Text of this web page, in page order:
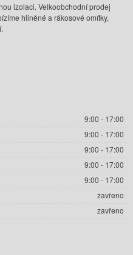
izolaci. Velkoobchodní prodej
hliněné a rákosové omítky,
9:00 - 17:00
9:00 - 17:00
9:00 - 17:00
9:00 - 17:00
9:00 - 17:00
zavřeno
zavřeno